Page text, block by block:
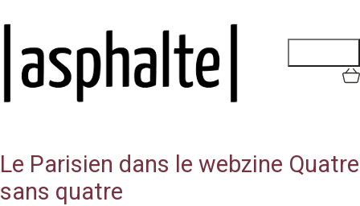
Le Parisien dans le webzine Quatre
sans quatre